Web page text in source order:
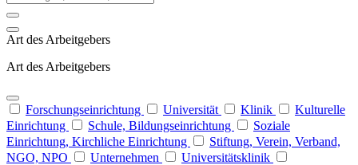
Art des Arbeitgebers
Art des Arbeitgebers
Forschungseinrichtung Universität Klinik
Kulturelle
Einrichtung
Schule, Bildungseinrichtung
Soziale
Einrichtung, Kirchliche Einrichtung
Stiftung, Verein, Verband,
NGO, NPO
Unternehmen
Universitätsklinik